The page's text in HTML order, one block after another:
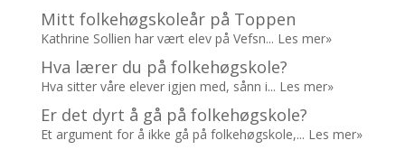
Mitt folkehøgskoleår på Toppen
Kathrine Sollien har vært elev på Vefsn... Les mer»
Hva lærer du på folkehøgskole?
Hva sitter våre elever igjen med, sånn i... Les mer»
Er det dyrt å gå på folkehøgskole?
Et argument for å ikke gå på folkehøgskole,... Les mer»